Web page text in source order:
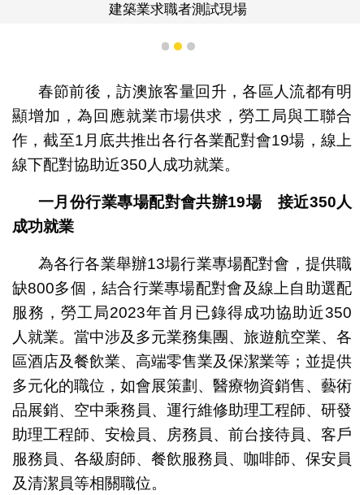
建築業求職者測試現場
1 2 3
春節前後，訪澳旅客量回升，各區人流都有明
顯增加，為回應就業市場供求，勞工局與工聯合
作，截至1月底共推出各行各業配對會19場，線上
線下配對協助近350人成功就業。
一月份行業專場配對會共辦19場 接近350人
成功就業
為各行各業舉辦13場行業專場配對會，提供職
缺800多個，結合行業專場配對會及線上自助選配
服務，勞工局2023年首月已錄得成功協助近350
人就業。當中涉及多元業務集團、旅遊航空業、各
區酒店及餐飲業、高端零售業及保潔業等；並提供
多元化的職位，如會展策劃、醫療物資銷售、藝術
品展銷、空中乘務員、運行維修助理工程師、研發
助理工程師、安檢員、房務員、前台接待員、客戶
服務員、各級廚師、餐飲服務員、咖啡師、保安員
及清潔員等相關職位。